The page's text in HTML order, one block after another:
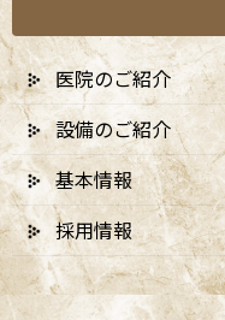
医院のご紹介
設備のご紹介
基本情報
採用情報